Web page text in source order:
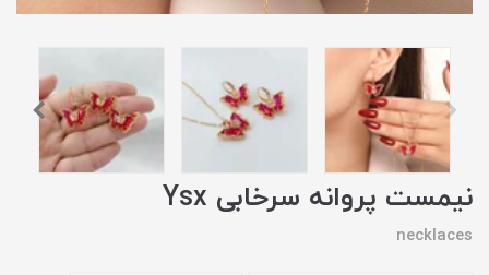
نیمست پروانه سرخابی Ysx
necklaces